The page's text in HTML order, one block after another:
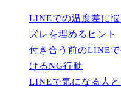
LINEでの温度差に
ズレを埋めるヒント
付き合う前のLINE
けるNG行動
LINEで気になる人